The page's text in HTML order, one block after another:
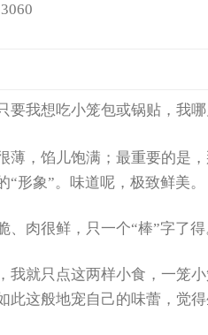
要我想吃小笼包或锅贴，我
薄，馅儿饱满；最重要的是
“形象”。味道呢，极致鲜美。
、肉很鲜，只一个“棒”字了
我就只点这两样小食，一笼
此这般地宠自己的味蕾，觉